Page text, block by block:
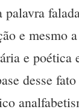
palavra
e mesmo
e poética
desse